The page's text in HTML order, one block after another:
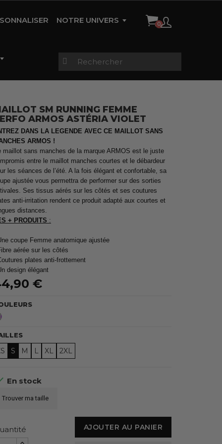
NOTRE UNIVERS
AMBASSADEURS
Vestes étanches &
thermiques
Pluie et Sécurité
Trifonctions Enfants
Cuissard TRI
Vestes étanches &
thermiques
Collants zippés
échauffement
Maillots Femme
Maillots Manches Longues
Homme
SM RUNNING FEMME
ARMOS ASTÉRIA VIOLET
DANS LA LEGENDE AVEC CE MAILLOT SANS
ARMOS !
maillot sans manches de la marque ARMOS est le juste
entre le maillot manches courtes et le débardeur
les séances de l’été. A la fois élégant et confortable, sa
ajustée vous permettra de performer sur des sorties
Ses tissus aérés sur les côtés et ses coutures
anti-irritation rendent ce produit adapté aux courtes et
distances.
+ PRODUITS :
coupe Femme anatomique ajustée
aérée sur les côtés
plates anti-frottement
design élégant
€
Violet
S M L XL 2XL
En stock
Trouver ma taille
AJOUTER AU PANIER